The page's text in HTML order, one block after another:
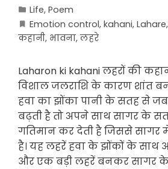
Life, Poem
Emotion control, kahani, Lahare,
कहानी, भावना, लहरे
Laharon ki kahani लहरों की
विशाल जलराशि के कारण शांत
हवा का झोंका पानी के सतह से
बढ़ती है तो अपने साथ सागर के
गतिमान कर देती है जिससे
है। यह लहरें हवा के झोंकों के साथ
और एक बड़ी लहरें बनकर सागर के